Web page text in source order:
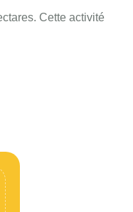
Cette activité